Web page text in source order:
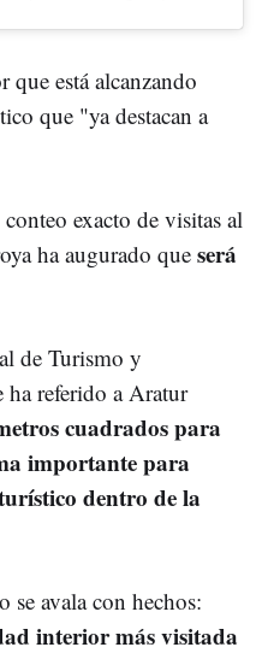
está alcanzando
que "ya destacan a
exacto de visitas al
ha augurado queserá
de Turismo y
ha referido a Aratur
cuadrados para
importante para
dentro de la
se avala con hechos:
interior más visitada